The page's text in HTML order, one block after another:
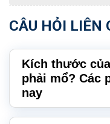
CÂU HỎI LIÊN
Kích thước
phải mổ? Các
nay